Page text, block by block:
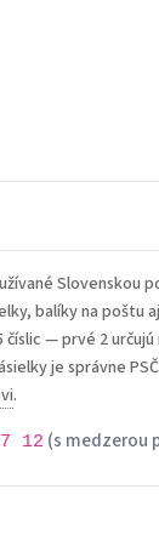
Slovenskou
balíky na poštu
číslic — prvé 2
je správne
.
12 (s medzerou